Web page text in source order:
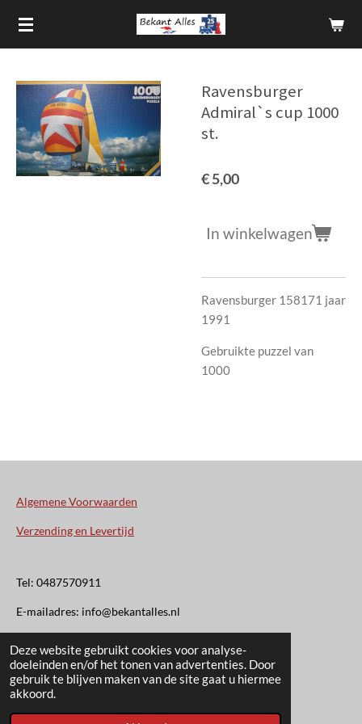
Deze website gebruikt cookies voor analyse-
doeleinden en/of het tonen van advertenties. Door
gebruik te blijven maken van de site gaat u hiermee
akkoord.
Ga
direct
hoofdinhoud
Ravensburger
Admiral`s cup 1000
st.
€ 5,00
In winkelwagen
Ravensburger 158171 jaar
1991
Gebruikte puzzel van
1000
Algemene Voorwaarden
Verzending en Levertijd
Tel: 0487570911
E-mailadres: info@bekantalles.nl
Rooysestraat 4
6621AM Dreumel
© 2020 - 2026 Bekant Alles